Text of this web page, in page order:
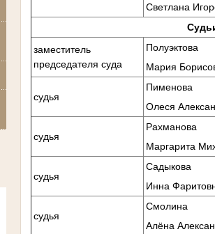
Светлана
заместитель
председателя суда
Полуэктова
Мария
судья
Пименова
Олеся
судья
Рахманова
Маргарита
судья
Садыкова
Инна
судья
Смолина
Алёна